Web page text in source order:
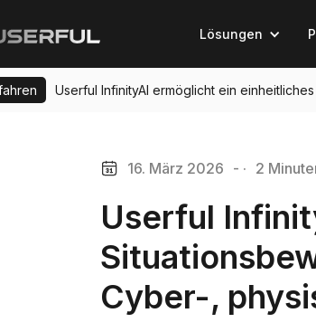
Lösungen
Userful InfinityAI ermöglicht ein
16. März 2026 - · 2
Userful
Cyber-,